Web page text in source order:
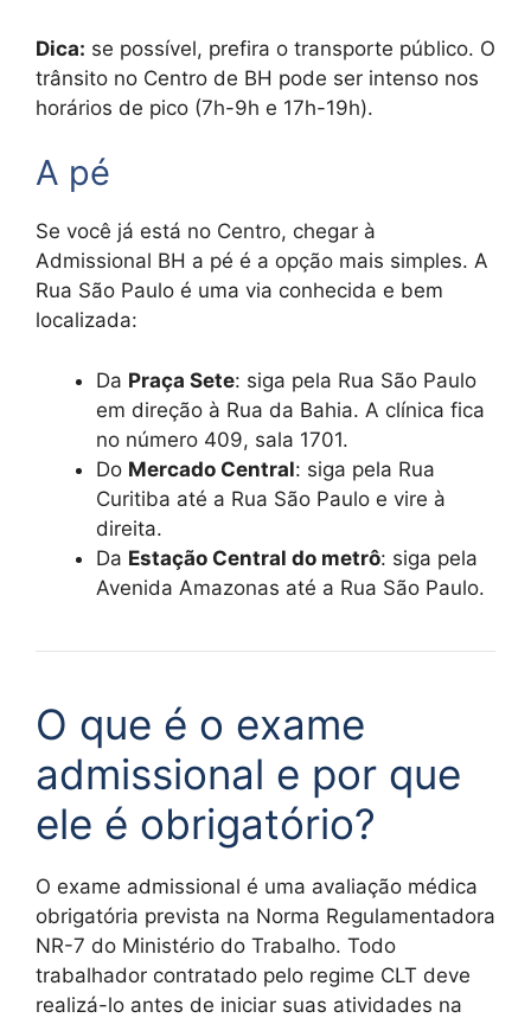
Dica: se possível, prefira o transporte público. O
trânsito no Centro de BH pode ser intenso nos
horários de pico (7h-9h e 17h-19h).
A pé
Se você já está no Centro, chegar à
Admissional BH a pé é a opção mais simples. A
Rua São Paulo é uma via conhecida e bem
localizada:
Da Praça Sete: siga pela Rua São Paulo
em direção à Rua da Bahia. A clínica fica
no número 409, sala 1701.
Do Mercado Central: siga pela Rua
Curitiba até a Rua São Paulo e vire à
direita.
Da Estação Central do metrô: siga pela
Avenida Amazonas até a Rua São Paulo.
O que é o exame
admissional e por que
ele é obrigatório?
O exame admissional é uma avaliação médica
obrigatória prevista na Norma Regulamentadora
NR-7 do Ministério do Trabalho. Todo
trabalhador contratado pelo regime CLT deve
realizá-lo antes de iniciar suas atividades na